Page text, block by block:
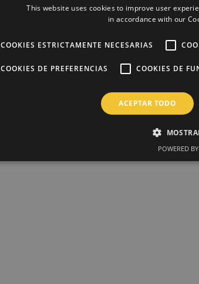
This website uses cookies to improve user
in accordance with our
COOKIES ESTRICTAMENTE NECESARIAS
COOKIES DE PREFERENCIAS COOKIES DE
ACEPTAR TODO
POWERED